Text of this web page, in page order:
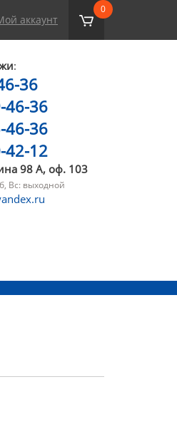
аккаунт
0
:
36
46-36
46-36
42-12
98 А, оф. 103
Вс: выходной